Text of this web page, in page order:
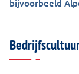
bijvoorbeeld